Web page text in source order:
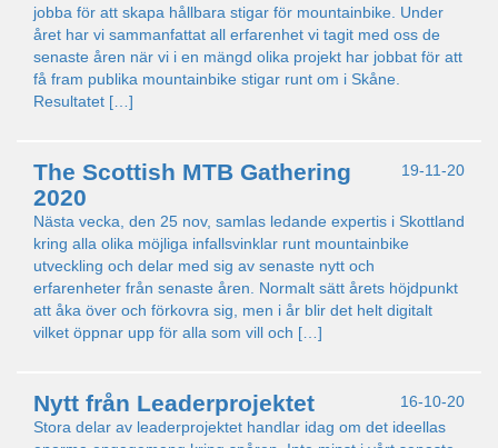
jobba för att skapa hållbara stigar för mountainbike. Under
året har vi sammanfattat all erfarenhet vi tagit med oss de
senaste åren när vi i en mängd olika projekt har jobbat för att
få fram publika mountainbike stigar runt om i Skåne.
Resultatet […]
19-11-20
The Scottish MTB Gathering
2020
Nästa vecka, den 25 nov, samlas ledande expertis i Skottland
kring alla olika möjliga infallsvinklar runt mountainbike
utveckling och delar med sig av senaste nytt och
erfarenheter från senaste åren. Normalt sätt årets höjdpunkt
att åka över och förkovra sig, men i år blir det helt digitalt
vilket öppnar upp för alla som vill och […]
16-10-20
Nytt från Leaderprojektet
Stora delar av leaderprojektet handlar idag om det ideellas